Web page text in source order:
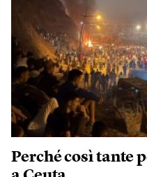
Perché così tante